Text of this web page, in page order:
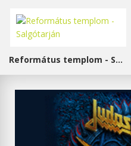
Református templom - Salgótarján